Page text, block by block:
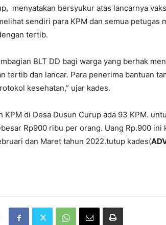
menyatakan bersyukur atas lancarnya
sendiri para KPM dan semua petugas
tertib.
BLT DD bagi warga yang berhak
tertib dan lancar. Para penerima bantuan
kesehatan,” ujar kades.
KPM di Desa Dusun Curup ada 93 KPM.
Rp900 ribu per orang. Uang Rp.900
dan Maret tahun 2022.tutup kades(